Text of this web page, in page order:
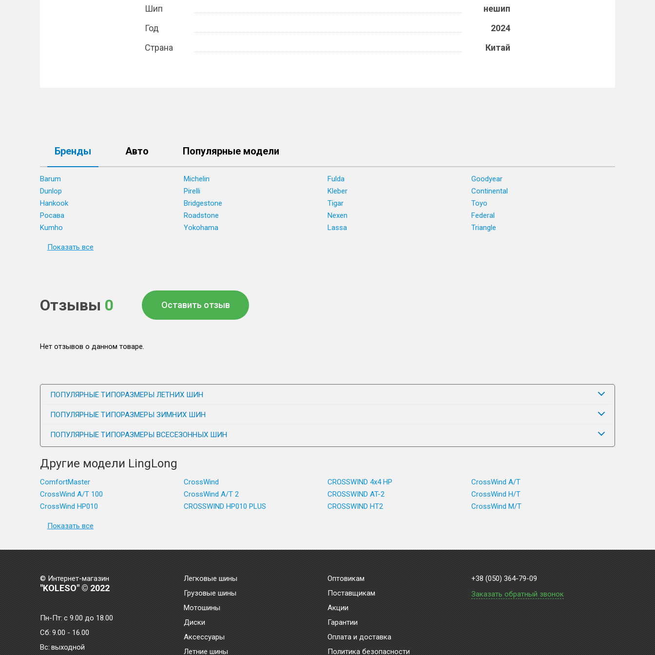
Шип
нешип
Год
2024
Страна
Китай
Бренды Авто Популярные модели
Barum Michelin Fulda
Goodyear
Dunlop
Pirelli Kleber
Continental
Hankook
Bridgestone Tigar
Toyo
Росава
Roadstone Nexen
Federal
Kumho
Yokohama Lassa Triangle
Показать все
Отзывы 0 Оставить отзыв
Нет отзывов о данном товаре.
ПОПУЛЯРНЫЕ ТИПОРАЗМЕРЫ ЛЕТНИХ ШИН
ПОПУЛЯРНЫЕ ТИПОРАЗМЕРЫ ЗИМНИХ ШИН
ПОПУЛЯРНЫЕ ТИПОРАЗМЕРЫ ВСЕСЕЗОННЫХ ШИН
Другие модели LingLong
ComfortMaster CrossWind CROSSWIND 4x4 HP
CrossWind A/T
CrossWind A/T 100
CrossWind A/T 2 CROSSWIND AT-2
CrossWind H/T
CrossWind HP010
CROSSWIND HP010 PLUS CROSSWIND HT2 CrossWind M/T
Показать все
© Интернет-магазин
"KOLESO" © 2022
Пн-Пт:с 9.00 до 18.00
Сб: 9.00 - 16.00
Bc: выходной
Легковые шины
Грузовые шины
Мотошины
Диски
Аксессуары
Летние шины
Оптовикам
Поставщикам
Акции
Гарантии
Оплата и доставка
Политика безопасности
+38 (050) 364-79-09
Заказать обратный звонок